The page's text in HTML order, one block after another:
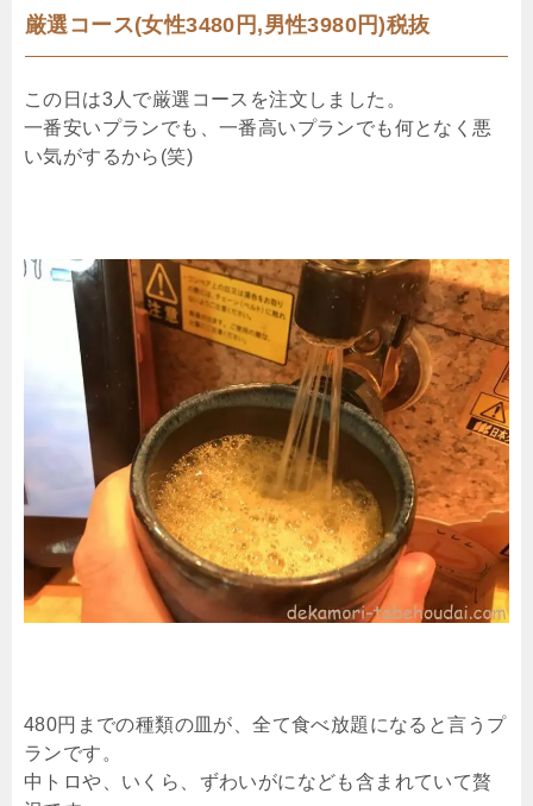
厳選コース(女性3480円,男性3980円)税抜
この日は3人で厳選コースを注文しました。
一番安いプランでも、一番高いプランでも何となく悪
い気がするから(笑)
480円までの種類の皿が、全て食べ放題になると言うプ
ランです。
中トロや、いくら、ずわいがになども含まれていて贅